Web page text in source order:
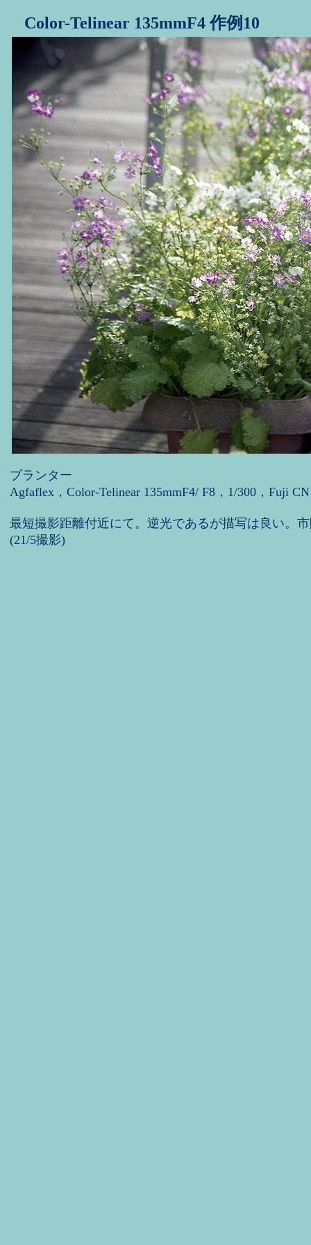
Color-Telinear 135mmF4 作例10
プランター
Agfaflex，Color-Telinear 135mmF4/ F8，1/300，Fuji CN
最短撮影距離付近にて。逆光であるが描写は良い。
(21/5撮影)